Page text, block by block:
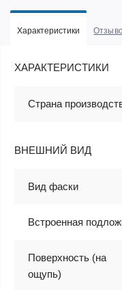
Характеристики
ХАРАКТЕРИСТИКИ
Страна
ВНЕШНИЙ ВИД
Вид фаски
Встроенная
Поверхность (на
ощупь)